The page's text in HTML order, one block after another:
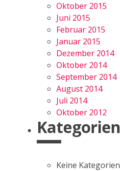
Oktober 2015
Juni 2015
Februar 2015
Januar 2015
Dezember 2014
Oktober 2014
September 2014
August 2014
Juli 2014
Oktober 2012
Kategorien
Keine Kategorien